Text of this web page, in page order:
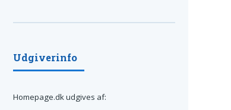
Udgiverinfo
Homepage.dk udgives af: